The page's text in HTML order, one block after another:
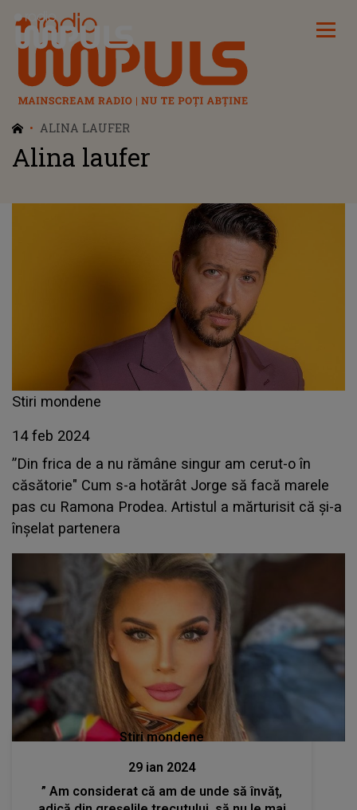
Radio Impuls
ALINA LAUFER
Alina laufer
Stiri mondene
14 feb 2024
”Din frica de a nu rămâne singur am cerut-o în
căsătorie" Cum s-a hotărât Jorge să facă marele
pas cu Ramona Prodea. Artistul a mărturisit că și-a
înșelat partenera
Stiri mondene
29 ian 2024
” Am considerat că am de unde să învăț,